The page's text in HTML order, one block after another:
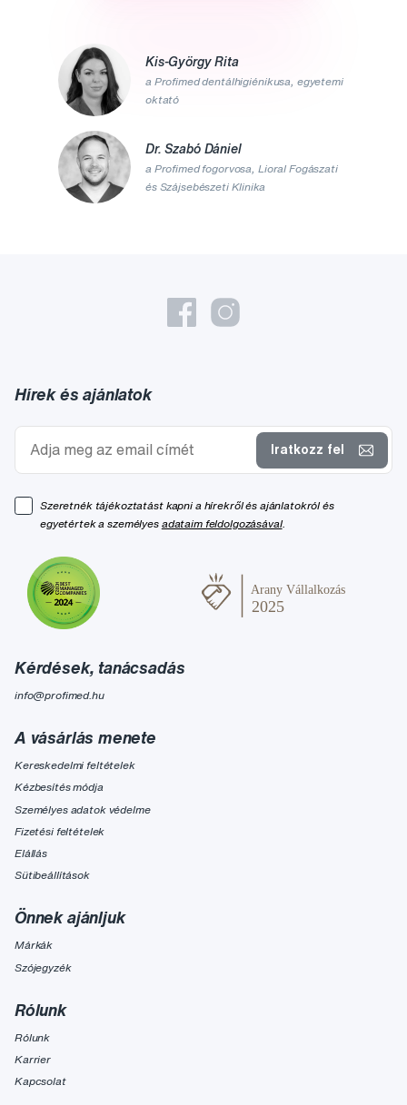
Kis-György Rita
a Profimed dentálhigiénikusa, egyetemi
oktató
Dr. Szabó Dániel
a Profimed fogorvosa, Lioral Fogászati
és Szájsebészeti Klinika
Kérdések, tanácsadás
info@profimed.hu
A vásárlás menete
Kereskedelmi feltételek
Kézbesítés módja
Személyes adatok védelme
Fizetési feltételek
Elállás
Sütibeállítások
Önnek ajánljuk
Márkák
Szójegyzék
Rólunk
Rólunk
Karrier
Kapcsolat
Hírek és ajánlatok
Iratkozz fel
Szeretnék tájékoztatást kapni a hírekről és ajánlatokról és
egyetértek a személyes adataim feldolgozásával.